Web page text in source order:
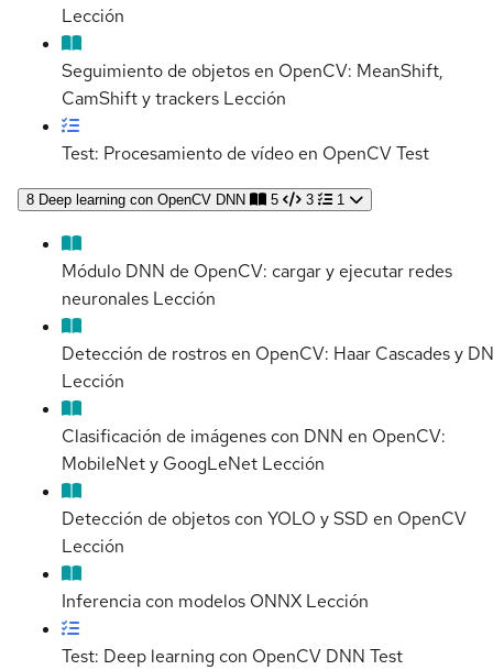
Lección
Seguimiento de objetos en OpenCV: MeanShift,
CamShift y trackers Lección
Test: Procesamiento de vídeo en OpenCVTest
8 Deep learning con OpenCV DNN 5 3 1
Módulo DNN de OpenCV: cargar y ejecutar redes
neuronales Lección
Detección de rostros en OpenCV: Haar Cascades y
Lección
Clasificación de imágenes con DNN en OpenCV:
MobileNet y GoogLeNet Lección
Detección de objetos con YOLO y SSD en OpenCV
Lección
Inferencia con modelos ONNX Lección
Test: Deep learning con OpenCV DNN Test